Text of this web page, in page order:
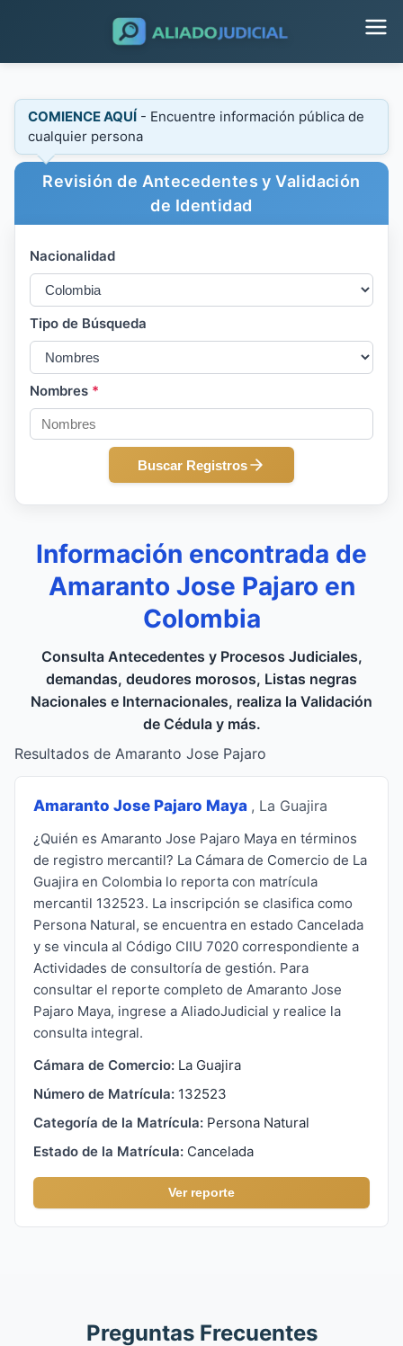
COMIENCE AQUÍ - Encuentre información pública de
cualquier persona
Revisión de Antecedentes y Validación
de Identidad
Nacionalidad
Tipo de Búsqueda
Nombres *
Buscar Registros
Información encontrada de
Amaranto Jose Pajaro en
Colombia
Consulta Antecedentes y Procesos Judiciales,
demandas, deudores morosos, Listas negras
Nacionales e Internacionales, realiza la Validación
de Cédula y más.
Resultados de Amaranto Jose Pajaro
Amaranto Jose Pajaro Maya , La Guajira
¿Quién es Amaranto Jose Pajaro Maya en términos
de registro mercantil? La Cámara de Comercio de La
Guajira en Colombia lo reporta con matrícula
mercantil 132523. La inscripción se clasifica como
Persona Natural, se encuentra en estado Cancelada
y se vincula al Código CIIU 7020 correspondiente a
Actividades de consultoría de gestión. Para
consultar el reporte completo de Amaranto Jose
Pajaro Maya, ingrese a AliadoJudicial y realice la
consulta integral.
Cámara de Comercio: La Guajira
Número de Matrícula: 132523
Categoría de la Matrícula: Persona Natural
Estado de la Matrícula: Cancelada
Ver reporte
Preguntas Frecuentes